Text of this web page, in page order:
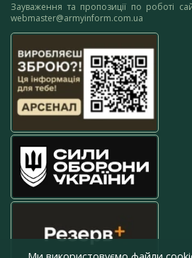
Зауваження та пропозиції по роботі
webmaster@armyinform.com.ua